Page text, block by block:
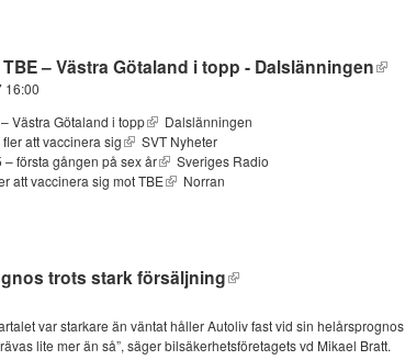
– Västra Götaland i topp - Dalslänningen
16:00
Västra Götaland i topp
Dalslänningen
att vaccinera sig
SVT Nyheter
första gången på sex år
Sveriges Radio
att vaccinera sig mot TBE
Norran
trots stark försäljning
var starkare än väntat håller Autoliv fast vid sin helårsprognos
lite mer än så”, säger bilsäkerhetsföretagets vd Mikael Bratt.